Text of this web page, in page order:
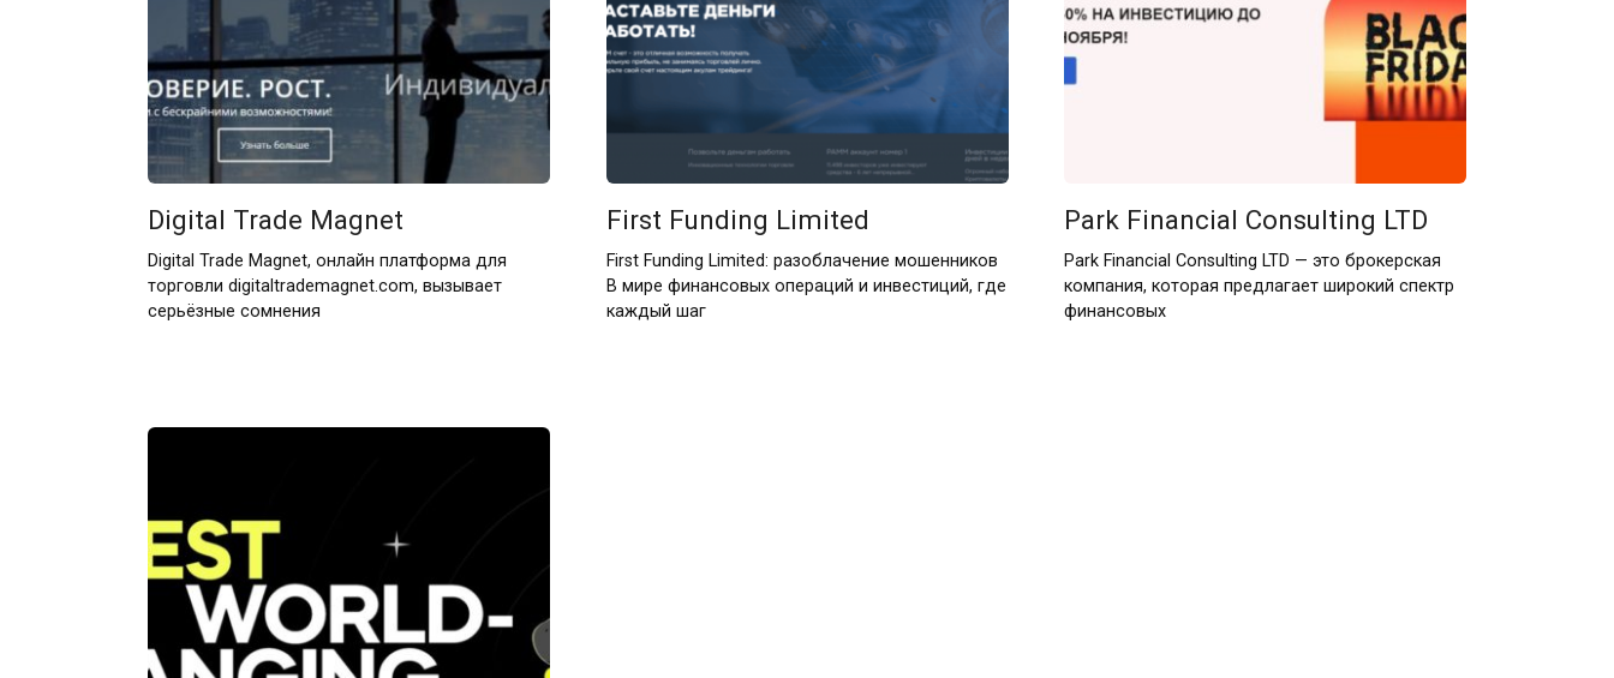
Digital Trade Magnet
Digital Trade Magnet, онлайн платформа для
торговли digitaltrademagnet.com, вызывает
серьёзные сомнения
First Funding Limited
First Funding Limited: разоблачение мошенников
В мире финансовых операций и инвестиций, где
каждый шаг
Park Financial Consulting LTD
Park Financial Consulting LTD — это брокерская
компания, которая предлагает широкий спектр
финансовых